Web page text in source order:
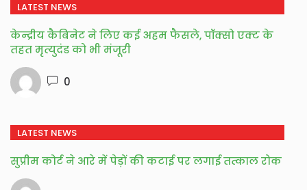
LATEST NEWS
केन्द्रीय कैबिनेट ने लिए कई अहम फैसले, पॉक्सो एक्ट के
तहत मृत्युदंड को भी मंजूरी
0
LATEST NEWS
सुप्रीम कोर्ट ने आरे में पेड़ों की कटाई पर लगाई तत्काल रोक